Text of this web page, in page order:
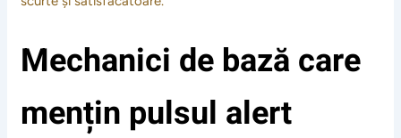
Mechanici de bază care
mențin pulsul alert